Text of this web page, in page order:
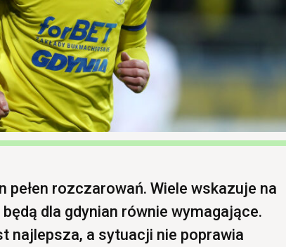
pełen rozczarowań. Wiele wskazuje na
dla gdynian równie wymagające.
najlepsza, a sytuacji nie poprawia